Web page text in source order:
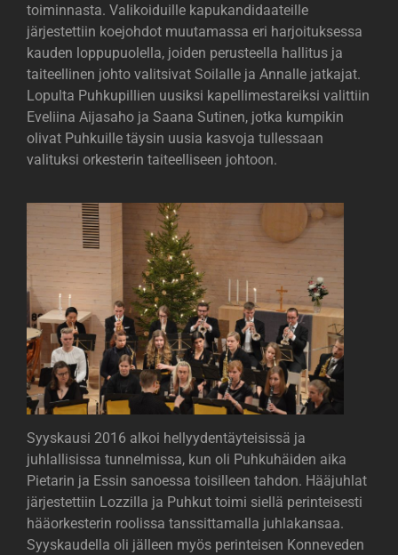
toiminnasta. Valikoiduille kapukandidaateille
järjestettiin koejohdot muutamassa eri harjoituksessa
kauden loppupuolella, joiden perusteella hallitus ja
taiteellinen johto valitsivat Soilalle ja Annalle jatkajat.
Lopulta Puhkupillien uusiksi kapellimestareiksi valittiin
Eveliina Aijasaho ja Saana Sutinen, jotka kumpikin
olivat Puhkuille täysin uusia kasvoja tullessaan
valituksi orkesterin taiteelliseen johtoon.
Syyskausi 2016 alkoi hellyydentäyteisissä ja
juhlallisissa tunnelmissa, kun oli Puhkuhäiden aika
Pietarin ja Essin sanoessa toisilleen tahdon. Hääjuhlat
järjestettiin Lozzilla ja Puhkut toimi siellä perinteisesti
hääorkesterin roolissa tanssittamalla juhlakansaa.
Syyskaudella oli jälleen myös perinteisen Konneveden